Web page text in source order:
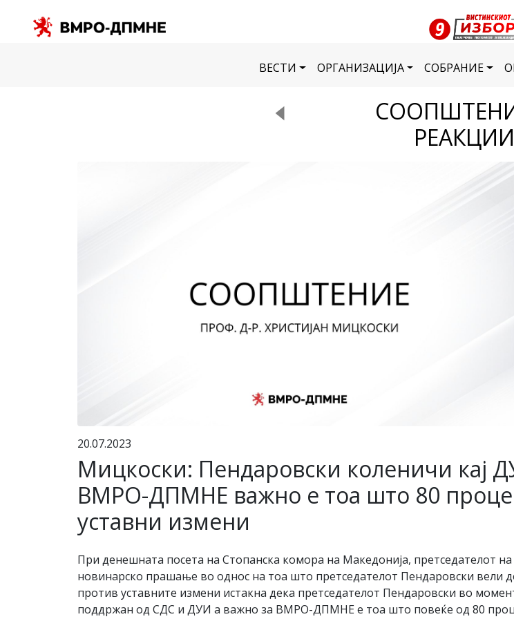
ВЕСТИ ОРГАНИЗАЦИЈА СОБРАНИЕ
РЕАКЦИИ
20.07.2023
Мицкоски: Пендаровски коленичи кај
ВМРО-ДПМНЕ важно е тоа што 80
уставни измени
При денешната посета на Стопанска комора на Македонија, претседателот
новинарско прашање во однос на тоа што претседателот Пендаровски
против уставните измени истакна дека претседателот Пендаровски во
поддржан од СДС и ДУИ а важно за ВМРО-ДПМНЕ е тоа што повеќе од 80